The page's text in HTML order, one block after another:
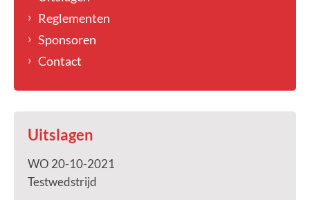
Reglementen
Sponsoren
Contact
Uitslagen
WO 20-10-2021
Testwedstrijd